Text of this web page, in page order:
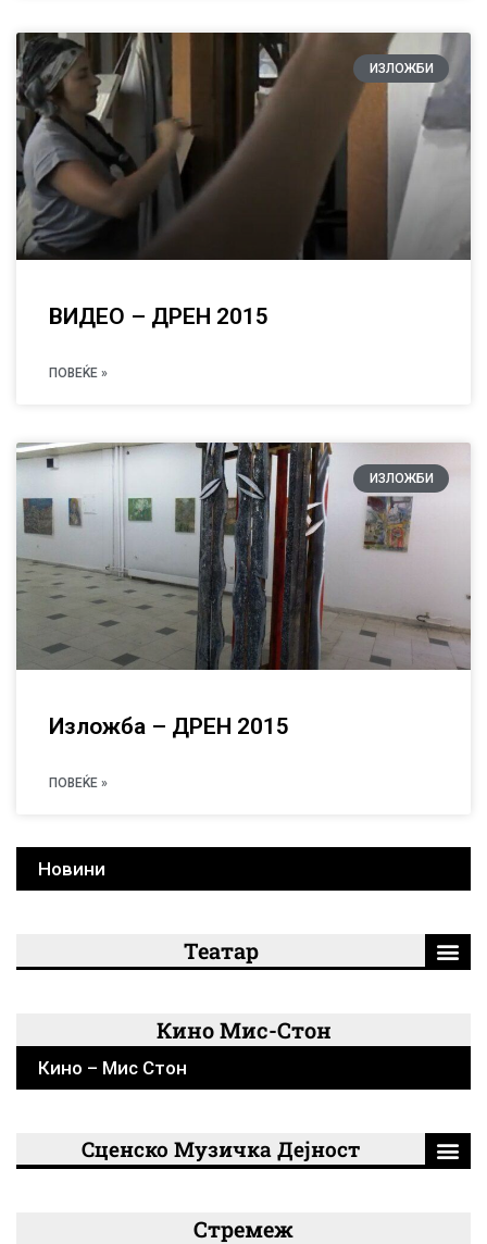
Новини
Театар
Кино Мис-Стон
Кино – Мис Стон
Сценско Музичка Дејност
Стремеж
ИЗЛОЖБИ
ВИДЕО – ДРЕН 2015
ПОВЕЌЕ »
ИЗЛОЖБИ
Изложба – ДРЕН 2015
ПОВЕЌЕ »